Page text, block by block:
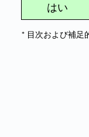
はい
* 目次および補足